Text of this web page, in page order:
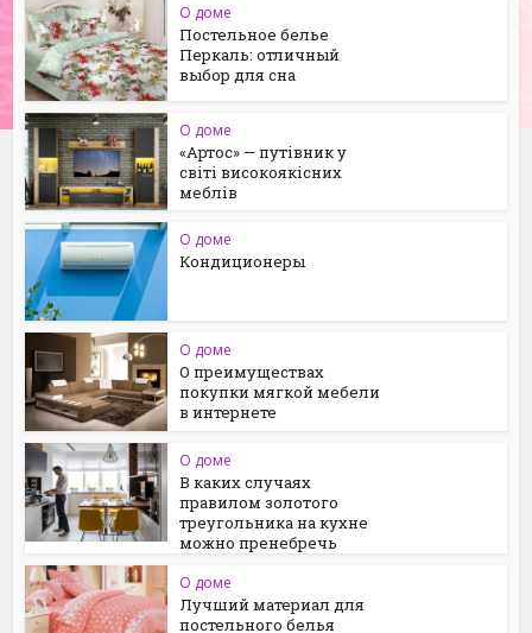
О доме
Постельное белье
Перкаль: отличный
выбор для сна
О доме
«Артос» — путівник у
світі високоякісних
меблів
О доме
Кондиционеры
О доме
О преимуществах
покупки мягкой мебели
в интернете
О доме
В каких случаях
правилом золотого
треугольника на кухне
можно пренебречь
О доме
Лучший материал для
постельного белья